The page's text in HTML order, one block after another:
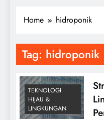
Home hidroponik
Tag: hidroponik
TEKNOLOGI
HIJAU &
LINGKUNGAN